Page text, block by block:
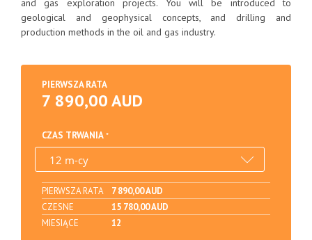
SZUKAJ
and gas exploration projects. You will be introduced to
geological and geophysical concepts, and drilling and
production methods in the oil and gas industry.
PIERWSZA RATA
7 890,00 AUD
CZAS TRWANIA
PIERWSZA RATA
7 890,00 AUD
CZESNE
15 780,00 AUD
MIESIĄCE
12